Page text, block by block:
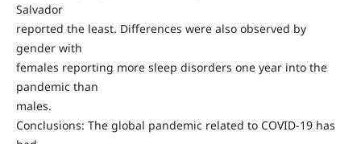
Salvador
reported the least. Differences were also observed by
gender with
females reporting more sleep disorders one year into the
pandemic than
males.
Conclusions: The global pandemic related to COVID-19 has